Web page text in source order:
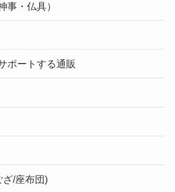
事・仏具）
ポートする通販
ざ/座布団)